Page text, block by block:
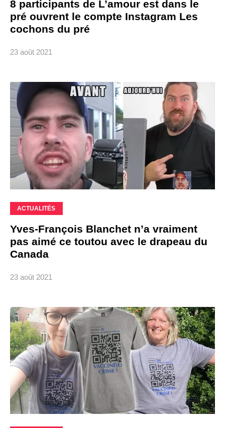
8 participants de L’amour est dans le
pré ouvrent le compte Instagram Les
cochons du pré
23 août 2021
ACTUALITÉS
Yves-François Blanchet n’a vraiment
pas aimé ce toutou avec le drapeau du
Canada
23 août 2021